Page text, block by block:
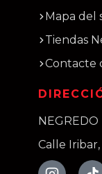
Mapa del
Tiendas
Contacte
NEGREDO
Calle Iribar,